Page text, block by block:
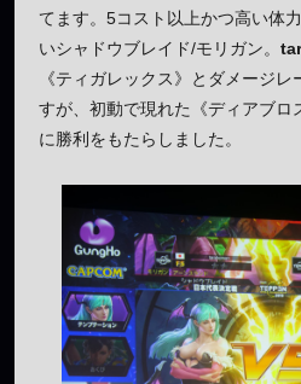
てます。5コスト以上かつ高い体
いシャドウブレイド/モリガン。
《ティガレックス》とダメージ
すが、初動で現れた《ディアブロ
に勝利をもたらしました。